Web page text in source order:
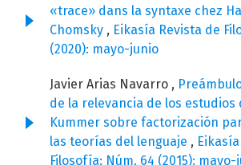
«trace» dans la syntaxe chez
Chomsky , Eikasía Revista de
(2020): mayo-junio
Javier Arias Navarro ,
de la relevancia de los estudios
Kummer sobre factorización
las teorías del lenguaje ,
Filosofía: Núm. 64 (2015): mayo-